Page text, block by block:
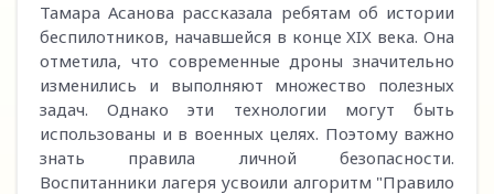
Тамара Асанова рассказала ребятам об истории
беспилотников, начавшейся в конце XIX века. Она
отметила, что современные дроны значительно
изменились и выполняют множество полезных
задач. Однако эти технологии могут быть
использованы и в военных целях. Поэтому важно
знать правила личной безопасности.
Воспитанники лагеря усвоили алгоритм "Правило